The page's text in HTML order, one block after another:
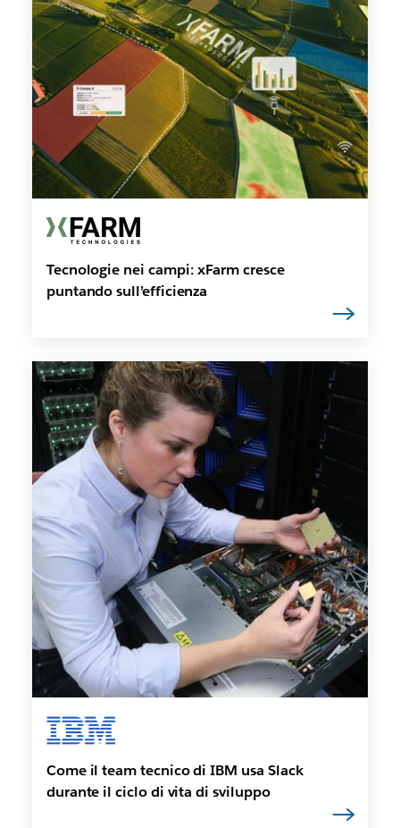
Tecnologie nei campi: xFarm cresce
puntando sull’efficienza
Come il team tecnico di IBM usa Slack
durante il ciclo di vita di sviluppo